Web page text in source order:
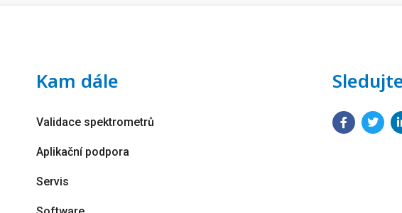
Kam dále
Validace spektrometrů
Aplikační podpora
Servis